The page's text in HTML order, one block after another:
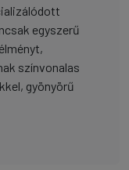
egyszerű
színvonalas
gyönyörű